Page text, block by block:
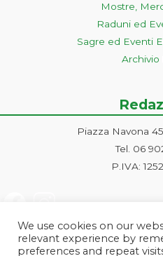
Mostre,
Raduni ed
Sagre ed Eventi
Archivio
Piazza Navona
Tel. 06
P.IVA:
We use cookies on our
relevant experience by
preferences and repeat